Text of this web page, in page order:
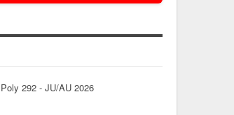
Poly 292 - JU/AU 2026